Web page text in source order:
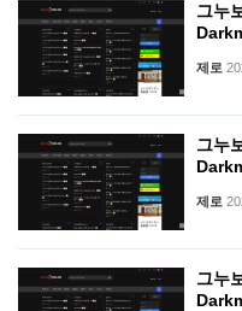
그누
제로
그누
제로
그누